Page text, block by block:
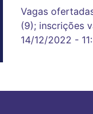
Vagas
(9); inscrições
14/12/2022 -